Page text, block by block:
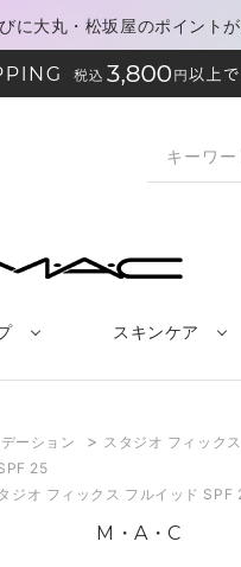
に大丸・松坂屋のポイント
スキンケア
ーション > スタジオ フィック
25
ジオ フィックス フルイッド SPF
M・A・C